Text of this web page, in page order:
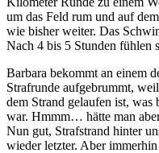
um das Feld rum und auf
wie bisher weiter. Das
Nach 4 bis 5 Stunden fühlen
Barbara bekommt an einem
Strafrunde aufgebrummt,
dem Strand gelaufen ist,
war. Hmmm… hätte man
Nun gut, Strafstrand hinter
wieder letzter. Aber